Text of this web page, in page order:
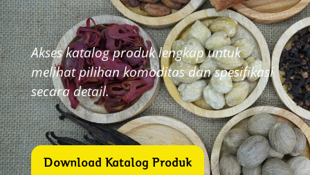
Akses katalog produk lengkap untuk
melihat pilihankomoditas dan spesifikasi
secara detail.
Download Katalog Produk